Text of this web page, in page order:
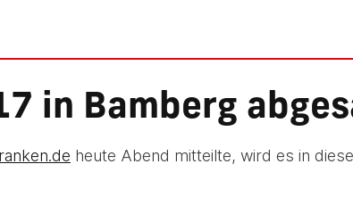
in Bamberg
heute Abend mitteilte, wird es in